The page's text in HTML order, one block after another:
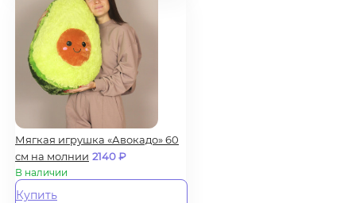
Мягкая игрушка «Авокадо» 60
см на молнии 2140₽
В наличии
Купить